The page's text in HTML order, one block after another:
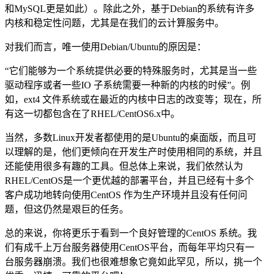
和MySQL更是如此）。除此之外，基于Debian的系统有许多
内核和稳定性问题，尤其是在我们的云计算服务中。
对我们而言，唯一使用Debian/Ubuntu的原因是：
“它们能够为一个系统提供必要的特殊服务时，尤其是当一些
驱动程序或者一些IO 子系统需要一种新的内核的时候”。例
如，ext4 文件系统或在最近的内核中日志的改变等；现在，所
有这一切都包含在了RHEL/CentOS6.x中。
当然，多数Linux开发者都使用的是Ubuntu的桌面版，而且可
以理解的是，他们更倾向在开发生产时使用相同的系统，并且
还能使用很多有趣的工具。但总体上来说，我们依然认为
RHEL/CentOS是一个更优越的部署平台，并且已经有十多个
客户成功地转向使用CentOS 作为生产环境并且没有任何问
题，但这仍然是艰巨的任务。
总的来说，你将更乐于看到一个良好管理的CentOS 系统。我
们有成千上万台服务器使用CentOS平台，而每年平均只有一
台服务器崩溃。我们也很难想象它竟如此罕见，所以，挑一个